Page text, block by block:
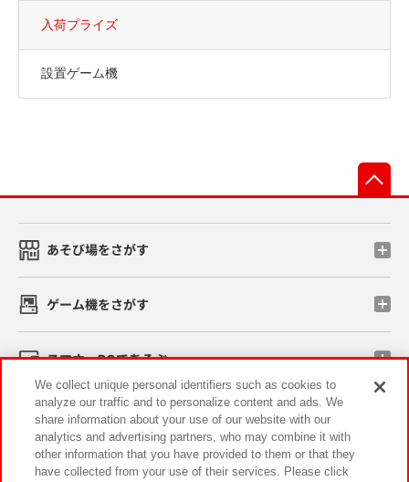
入荷プライズ
設置ゲーム機
あそび場をさがす
ゲーム機をさがす
スマホ・PCであそぶ
イベント・キャンペーン
We collect unique personal identifiers such as cookies to
analyze our traffic and to personalize content and ads. We
share information about your use of our website with our
analytics and advertising partners, who may combine it with
other information that you have provided to them or that they
have collected from your use of their services. Please click